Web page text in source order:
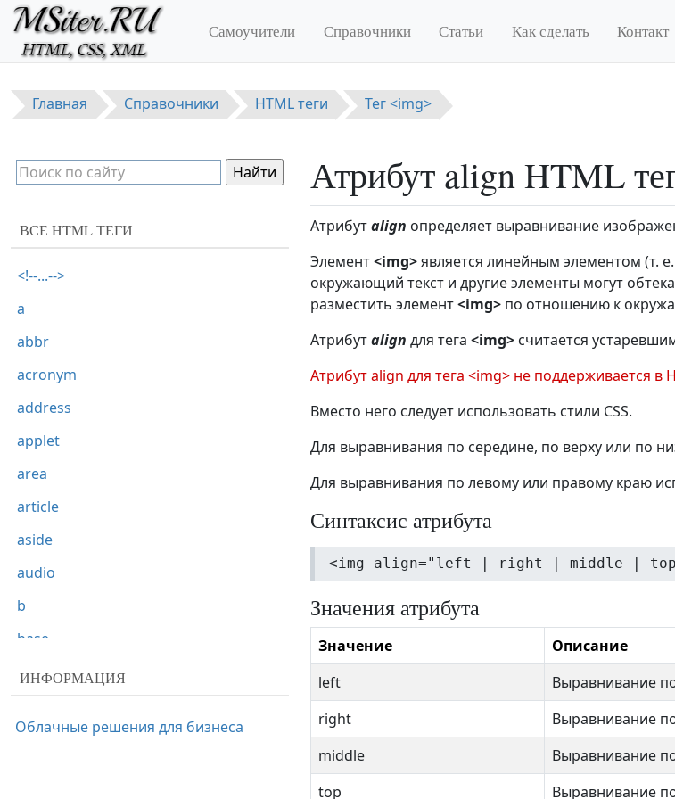
Перейти к основному содержанию
Самоучители Справочники Статьи Как сделать Контакт
Главная Справочники HTML теги Тег <img>
Атрибут align HTML
Атрибутalign определяет выравнивание
Элемент<img>является линейным элементом (т.
окружающий текст и другие элементы могут
разместить элемент<img> по отношению к
Атрибутalign для тега <img> считается
Атрибут align для тега <img> не поддерживается в
Вместо него следует использовать стили CSS.
Для выравнивания по середине, по верху или по
Для выравнивания по левому или правому краю
Синтаксис атрибута
<img align="left | right | middle | top
Значения атрибута
Значение
Описание
left
Выравнивание
right
Выравнивание
middle
Выравнивание
top
Выравнивание
ВСЕ HTML ТЕГИ
<!--...-->
a
abbr
acronym
address
applet
area
article
aside
audio
b
base
basefont
bdo
ИНФОРМАЦИЯ
Облачные решения для бизнеса